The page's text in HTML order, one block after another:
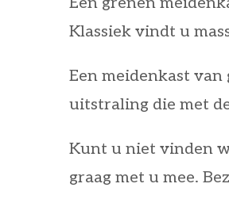
Klassiek vindt u
Een meidenkast
uitstraling die met
Kunt u niet vinden
graag met u mee.